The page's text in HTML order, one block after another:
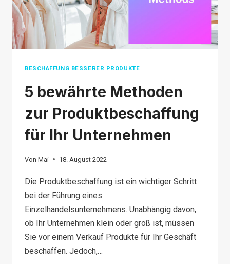
BESCHAFFUNG BESSERER PRODUKTE
5 bewährte Methoden
zur Produktbeschaffung
für Ihr Unternehmen
Von Mai 18. August 2022
Die Produktbeschaffung ist ein wichtiger Schritt
bei der Führung eines
Einzelhandelsunternehmens. Unabhängig davon,
ob Ihr Unternehmen klein oder groß ist, müssen
Sie vor einem Verkauf Produkte für Ihr Geschäft
beschaffen. Jedoch,…